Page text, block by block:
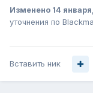
Изменено 14
уточнения по
Вставить ник